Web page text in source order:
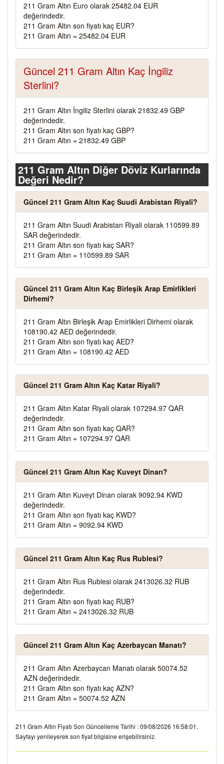
211 Gram Altın Euro olarak 25482.04 EUR
değerindedir.
211 Gram Altın son fiyatı kaç EUR?
211 Gram Altın = 25482.04 EUR
Güncel 211 Gram Altın Kaç İngiliz
Sterlini?
211 Gram Altın İngiliz Sterlini olarak 21832.49 GBP
değerindedir.
211 Gram Altın son fiyatı kaç GBP?
211 Gram Altın = 21832.49 GBP
211 Gram Altın Diğer Döviz Kurlarında
Değeri Nedir?
Güncel 211 Gram Altın Kaç Suudi Arabistan Riyali?
211 Gram Altın Suudi Arabistan Riyali olarak 110599.89
SAR değerindedir.
211 Gram Altın son fiyatı kaç SAR?
211 Gram Altın = 110599.89 SAR
Güncel 211 Gram Altın Kaç Birleşik Arap Emirlikleri
Dirhemi?
211 Gram Altın Birleşik Arap Emirlikleri Dirhemi olarak
108190.42 AED değerindedir.
211 Gram Altın son fiyatı kaç AED?
211 Gram Altın = 108190.42 AED
Güncel 211 Gram Altın Kaç Katar Riyali?
211 Gram Altın Katar Riyali olarak 107294.97 QAR
değerindedir.
211 Gram Altın son fiyatı kaç QAR?
211 Gram Altın = 107294.97 QAR
Güncel 211 Gram Altın Kaç Kuveyt Dinarı?
211 Gram Altın Kuveyt Dinarı olarak 9092.94 KWD
değerindedir.
211 Gram Altın son fiyatı kaç KWD?
211 Gram Altın = 9092.94 KWD
Güncel 211 Gram Altın Kaç Rus Rublesi?
211 Gram Altın Rus Rublesi olarak 2413026.32 RUB
değerindedir.
211 Gram Altın son fiyatı kaç RUB?
211 Gram Altın = 2413026.32 RUB
Güncel 211 Gram Altın Kaç Azerbaycan Manatı?
211 Gram Altın Azerbaycan Manatı olarak 50074.52
AZN değerindedir.
211 Gram Altın son fiyatı kaç AZN?
211 Gram Altın = 50074.52 AZN
211 Gram Altın Fiyatı Son Güncelleme Tarihi : 09/08/2026 16:58:01.
Sayfayı yenileyerek son fiyat bilgisine erişebilirsiniz.